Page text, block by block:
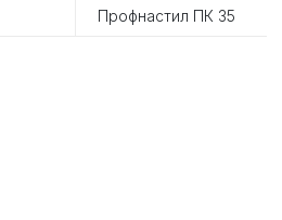
Профнастил ПК 35